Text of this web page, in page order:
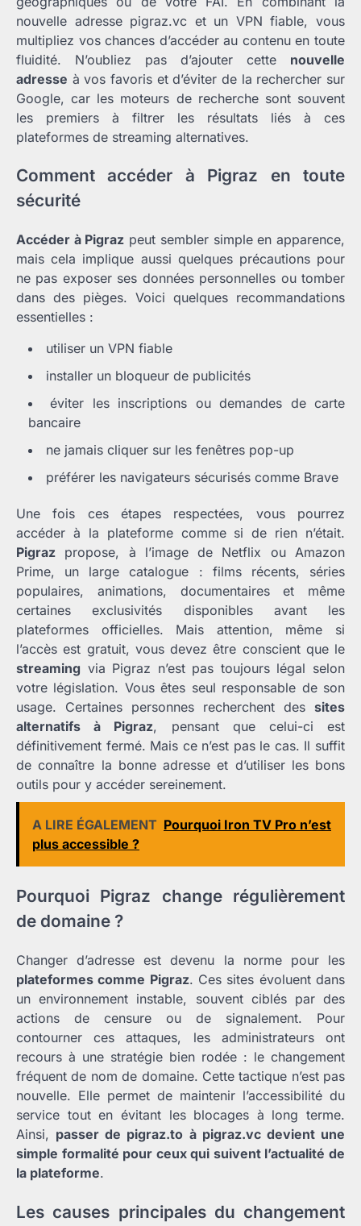
nouvelle adresse pigraz.vc et un VPN fiable, vous
multipliez vos chances d’accéder au contenu en toute
fluidité. N’oubliez pas d’ajouter cette nouvelle
adresse à vos favoris et d’éviter de la rechercher sur
Google, car les moteurs de recherche sont souvent
les premiers à filtrer les résultats liés à ces
plateformes de streaming alternatives.
Comment accéder à Pigraz en toute
sécurité
Accéder à Pigraz peut sembler simple en apparence,
mais cela implique aussi quelques précautions pour
ne pas exposer ses données personnelles ou tomber
dans des pièges. Voici quelques recommandations
essentielles :
utiliser un VPN fiable
installer un bloqueur de publicités
éviter les inscriptions ou demandes de carte
bancaire
ne jamais cliquer sur les fenêtres pop-up
préférer les navigateurs sécurisés comme Brave
Une fois ces étapes respectées, vous pourrez
accéder à la plateforme comme si de rien n’était.
Pigraz propose, à l’image de Netflix ou Amazon
Prime, un large catalogue : films récents, séries
populaires, animations, documentaires et même
certaines exclusivités disponibles avant les
plateformes officielles. Mais attention, même si
l’accès est gratuit, vous devez être conscient que le
streaming via Pigraz n’est pas toujours légal selon
votre législation. Vous êtes seul responsable de son
usage. Certaines personnes recherchent des sites
alternatifs à Pigraz, pensant que celui-ci est
définitivement fermé. Mais ce n’est pas le cas. Il suffit
de connaître la bonne adresse et d’utiliser les bons
outils pour y accéder sereinement.
A LIRE ÉGALEMENT Pourquoi Iron TV Pro n’est
plus accessible ?
Pourquoi Pigraz change régulièrement
de domaine ?
Changer d’adresse est devenu la norme pour les
plateformes comme Pigraz. Ces sites évoluent dans
un environnement instable, souvent ciblés par des
actions de censure ou de signalement. Pour
contourner ces attaques, les administrateurs ont
recours à une stratégie bien rodée : le changement
fréquent de nom de domaine. Cette tactique n’est pas
nouvelle. Elle permet de maintenir l’accessibilité du
service tout en évitant les blocages à long terme.
Ainsi, passer de pigraz.to à pigraz.vc devient une
simple formalité pour ceux qui suivent l’actualité de
la plateforme.
Les causes principales du changement